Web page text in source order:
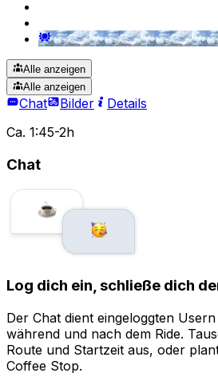
Alle anzeigen
Alle anzeigen
Chat Bilder
Details
Ca. 1:45-2h
Chat
Log dich ein, schließe dich
Der Chat dient eingeloggten
während und nach dem Ride.
Route und Startzeit aus, oder
Coffee Stop.